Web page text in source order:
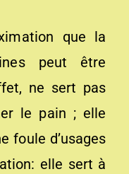
que la
peut être
ne sert pas
le pain ; elle
foule d’usages
elle sert à